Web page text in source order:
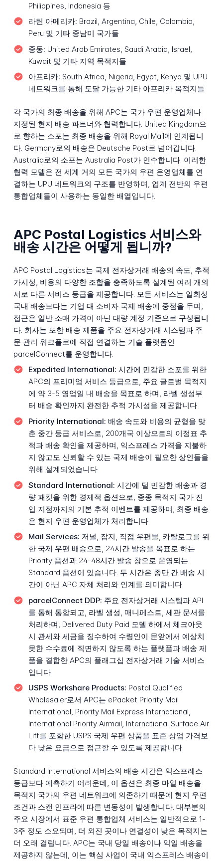
Philippines, Indonesia 등
라틴 아메리카: Brazil, Argentina, Chile, Colombia,
Peru 및 기타 중남미 국가들
중동: United Arab Emirates, Saudi Arabia, Israel,
Kuwait 및 기타 지역 목적지들
아프리카: South Africa, Nigeria, Egypt, Kenya 및 UPU
네트워크를 통해 도달 가능한 기타 아프리카 목적지들
각 국가의 최종 배송을 위해 APC는 국가 우편 운영업체나
지정된 현지 배송 파트너와 협력합니다. United Kingdom으
로 향하는 소포는 최종 배송을 위해 Royal Mail에 인계됩니
다. Germany로의 배송은 Deutsche Post로 넘어갑니다.
Australia로의 소포는 Australia Post가 인수합니다. 이러한
협력 모델은 전 세계 거의 모든 국가의 우편 운영업체를 연
결하는 UPU 네트워크의 구조를 반영하며, 업계 전반의 우편
통합업체들이 사용하는 동일한 배열입니다.
APC Postal Logistics 서비스와
배송 시간은 어떻게 됩니까?
APC Postal Logistics는 국제 전자상거래 배송의 속도, 추적
가시성, 비용의 다양한 조합을 충족하도록 설계된 여러 개의
서로 다른 서비스 등급을 제공합니다. 모든 서비스는 일회성
국내 배송보다는 기업 대 소비자 국제 배송에 중점을 두며,
접근은 일반 소매 가격이 아닌 대량 계정 기준으로 구성됩니
다. 회사는 또한 배송 제품을 주요 전자상거래 시스템과 주
문 관리 워크플로에 직접 연결하는 기술 플랫폼인
parcelConnect를 운영합니다.
Expedited International: 시간에 민감한 소포를 위한
APC의 프리미엄 서비스 등급으로, 주요 글로벌 목적지
에 약 3-5 영업일 내 배송을 목표로 하며, 라벨 생성부
터 배송 확인까지 완전한 추적 가시성을 제공합니다
Priority International: 배송 속도와 비용의 균형을 맞
춘 중간 등급 서비스로, 200개국 이상으로의 이정표 추
적과 배송 확인을 제공하며, 익스프레스 가격을 지불하
지 않고도 신뢰할 수 있는 국제 배송이 필요한 상인들을
위해 설계되었습니다
Standard International: 시간에 덜 민감한 배송과 경
량 패킷을 위한 경제적 옵션으로, 종종 목적지 국가 진
입 지점까지의 기본 추적 이벤트를 제공하며, 최종 배송
은 현지 우편 운영업체가 처리합니다
Mail Services: 저널, 잡지, 직접 우편물, 카탈로그를 위
한 국제 우편 배송으로, 24시간 발송을 목표로 하는
Priority 옵션과 24-48시간 발송 창으로 운영되는
Standard 옵션이 있습니다. 두 시간은 종단 간 배송 시
간이 아닌 APC 자체 처리와 인계를 의미합니다
parcelConnect DDP: 주요 전자상거래 시스템과 API
를 통해 통합되고, 라벨 생성, 매니페스트, 세관 문서를
처리하며, Delivered Duty Paid 모델 하에서 체크아웃
시 관세와 세금을 징수하여 수령인이 문앞에서 예상치
못한 수수료에 직면하지 않도록 하는 플랫폼과 배송 제
품을 결합한 APC의 플래그십 전자상거래 기술 서비스
입니다
USPS Workshare Products: Postal Qualified
Wholesaler로서 APC는 ePacket Priority Mail
International, Priority Mail Express International,
International Priority Airmail, International Surface Air
Lift를 포함한 USPS 국제 우편 상품을 표준 상업 가격보
다 낮은 요금으로 접근할 수 있도록 제공합니다
Standard International 서비스의 배송 시간은 익스프레스
등급보다 예측하기 어려운데, 이 옵션은 최종 마일 배송을
목적지 국가의 우편 네트워크에 의존하기 때문에 현지 우편
조건과 스캔 인프라에 따른 변동성이 발생합니다. 대부분의
주요 시장에서 표준 우편 통합업체 서비스는 일반적으로 1-
3주 정도 소요되며, 더 외진 곳이나 연결성이 낮은 목적지는
더 오래 걸립니다. APC는 국내 당일 배송이나 익일 배송을
제공하지 않는데, 이는 핵심 사업이 국내 익스프레스 배송이